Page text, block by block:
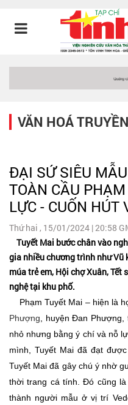
VĂN HOÁ
ĐẠI SỨ SIÊU
TOÀN CẦU
LỰC - CUỐN HÚT
Thứ hai , 15/01/2024 | 20:58
Tuyết Mai bước chân vào
gia nhiều chương trình như Vũ
múa trẻ em, Hội chợ Xuân,
nghệ tại khu phố.
Phạm Tuyết Mai – hiện là
Phượng , huyện Đan Phượng,
nhỏ nhưng bằng ý chí và nỗ
mình, Tuyết Mai đã đạt
Tuyết Mai đã gây chú ý nhờ
thời trang cá tính. Đó cũng
thành người mẫu ở vị trí